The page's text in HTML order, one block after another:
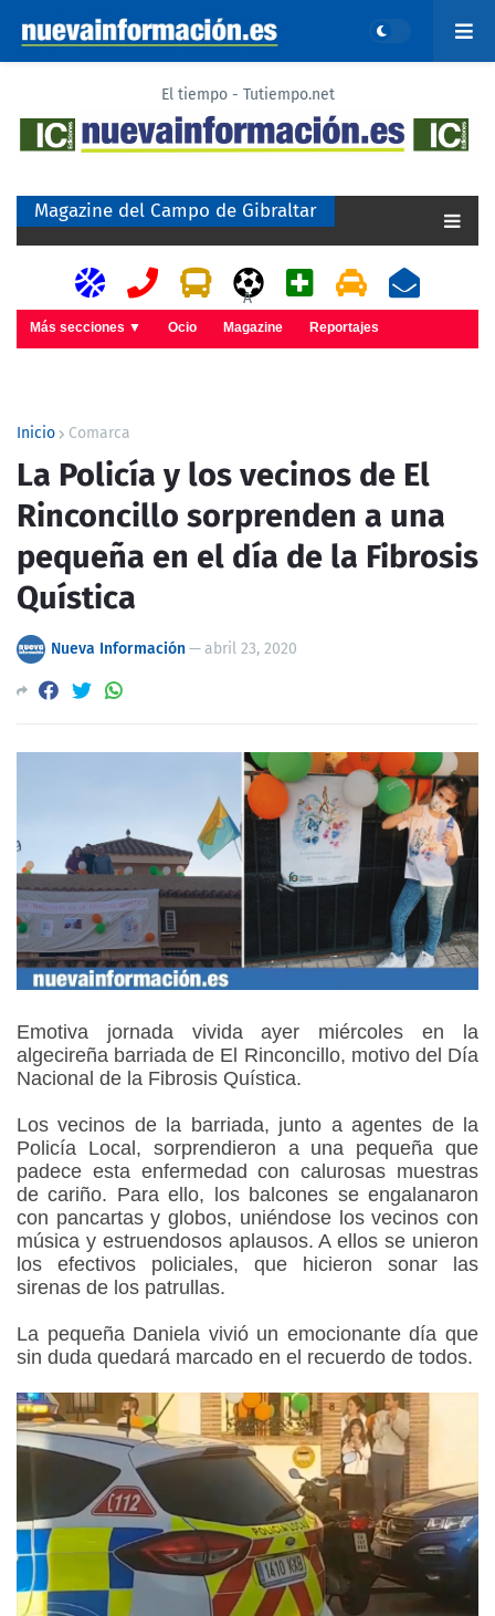
El tiempo - Tutiempo.net
Magazine del Campo de Gibraltar
A
Más secciones ▼ Ocio Magazine Reportajes
Inicio Comarca
La Policía y los vecinos de El
Rinconcillo sorprenden a una
pequeña en el día de la Fibrosis
Quística
Nueva Información—abril 23, 2020
Emotiva jornada vivida ayer miércoles en la
algecireña barriada de El Rinconcillo, motivo del Día
Nacional de la Fibrosis Quística.
Los vecinos de la barriada, junto a agentes de la
Policía Local, sorprendieron a una pequeña que
padece esta enfermedad con calurosas muestras
de cariño. Para ello, los balcones se engalanaron
con pancartas y globos, uniéndose los vecinos con
música y estruendosos aplausos. A ellos se unieron
los efectivos policiales, que hicieron sonar las
sirenas de los patrullas.
La pequeña Daniela vivió un emocionante día que
sin duda quedará marcado en el recuerdo de todos.